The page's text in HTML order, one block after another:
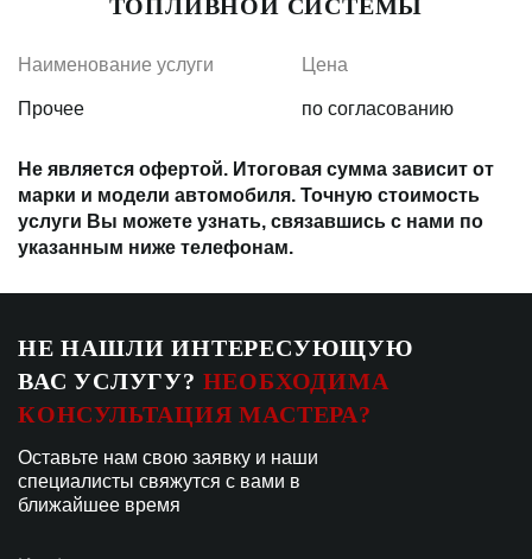
ТОПЛИВНОЙ СИСТЕМЫ
Наименование услуги Цена
Прочее по согласованию
Не является офертой. Итоговая сумма зависит от
марки и модели автомобиля. Точную стоимость
услуги Вы можете узнать, связавшись с нами по
указанным ниже телефонам.
НЕ НАШЛИ ИНТЕРЕСУЮЩУЮ
ВАС УСЛУГУ? НЕОБХОДИМА
КОНСУЛЬТАЦИЯ МАСТЕРА?
Оставьте нам свою заявку и наши
специалисты свяжутся с вами в
ближайшее время